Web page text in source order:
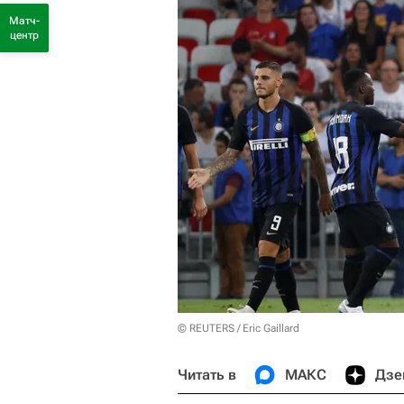
© REUTERS / Eric Gaillard
Читать в МАКС
Матч-
центр